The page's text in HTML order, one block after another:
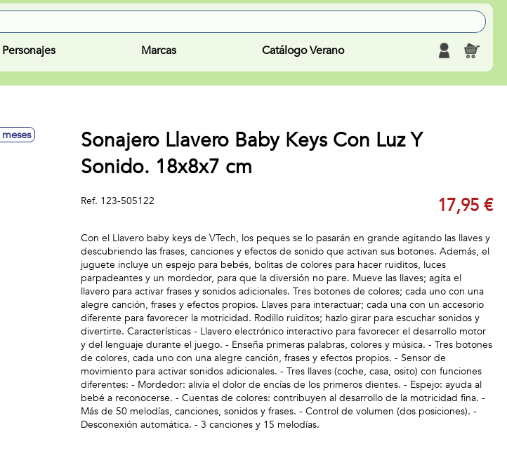
Personajes Marcas Catálogo Verano
Sonajero Llavero Baby Keys Con Luz Y
Sonido. 18x8x7 cm
Ref. 123-505122 17,95 €
Con el Llavero baby keys de VTech, los peques se lo pasarán en grande agitando las llaves y
descubriendo las frases, canciones y efectos de sonido que activan sus botones. Además, el
juguete incluye un espejo para bebés, bolitas de colores para hacer ruiditos, luces
parpadeantes y un mordedor, para que la diversión no pare. Mueve las llaves; agita el
llavero para activar frases y sonidos adicionales. Tres botones de colores; cada uno con una
alegre canción, frases y efectos propios. Llaves para interactuar; cada una con un accesorio
diferente para favorecer la motricidad. Rodillo ruiditos; hazlo girar para escuchar sonidos y
divertirte. Características - Llavero electrónico interactivo para favorecer el desarrollo motor
y del lenguaje durante el juego. - Enseña primeras palabras, colores y música. - Tres botones
de colores, cada uno con una alegre canción, frases y efectos propios. - Sensor de
movimiento para activar sonidos adicionales. - Tres llaves (coche, casa, osito) con funciones
diferentes: - Mordedor: alivia el dolor de encías de los primeros dientes. - Espejo: ayuda al
bebé a reconocerse. - Cuentas de colores: contribuyen al desarrollo de la motricidad fina. -
Más de 50 melodías, canciones, sonidos y frases. - Control de volumen (dos posiciones). -
Desconexión automática. - 3 canciones y 15 melodías.